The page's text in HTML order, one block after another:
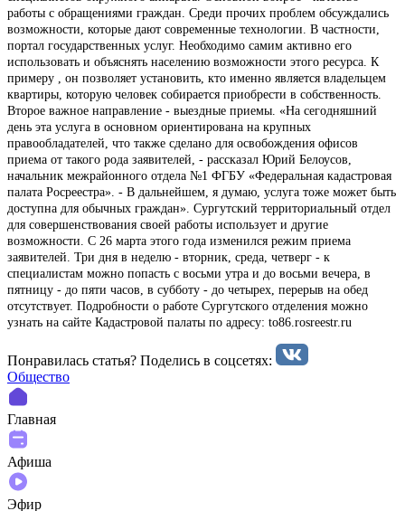
работы с обращениями граждан. Среди прочих проблем обсуждались
возможности, которые дают современные технологии. В частности,
портал государственных услуг. Необходимо самим активно его
использовать и объяснять населению возможности этого ресурса. К
примеру , он позволяет установить, кто именно является владельцем
квартиры, которую человек собирается приобрести в собственность.
Второе важное направление - выездные приемы. «На сегодняшний
день эта услуга в основном ориентирована на крупных
правообладателей, что также сделано для освобождения офисов
приема от такого рода заявителей, - рассказал Юрий Белоусов,
начальник межрайонного отдела №1 ФГБУ «Федеральная кадастровая
палата Росреестра». - В дальнейшем, я думаю, услуга тоже может быть
доступна для обычных граждан». Сургутский территориальный отдел
для совершенствования своей работы использует и другие
возможности. С 26 марта этого года изменился режим приема
заявителей. Три дня в неделю - вторник, среда, четверг - к
специалистам можно попасть с восьми утра и до восьми вечера, в
пятницу - до пяти часов, в субботу - до четырех, перерыв на обед
отсутствует. Подробности о работе Сургутского отделения можно
узнать на сайте Кадастровой палаты по адресу: to86.rosreestr.ru
Понравилась статья? Поделиcь в соцсетях:
Общество
Главная
Афиша
Эфир